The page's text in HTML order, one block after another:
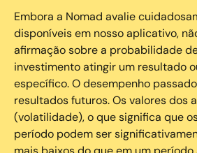
Embora a Nomad avalie
disponíveis em nosso aplicativo,
afirmação sobre a probabilidade
investimento atingir um resultado
específico. O desempenho
resultados futuros. Os valores dos
(volatilidade), o que significa que
período podem ser